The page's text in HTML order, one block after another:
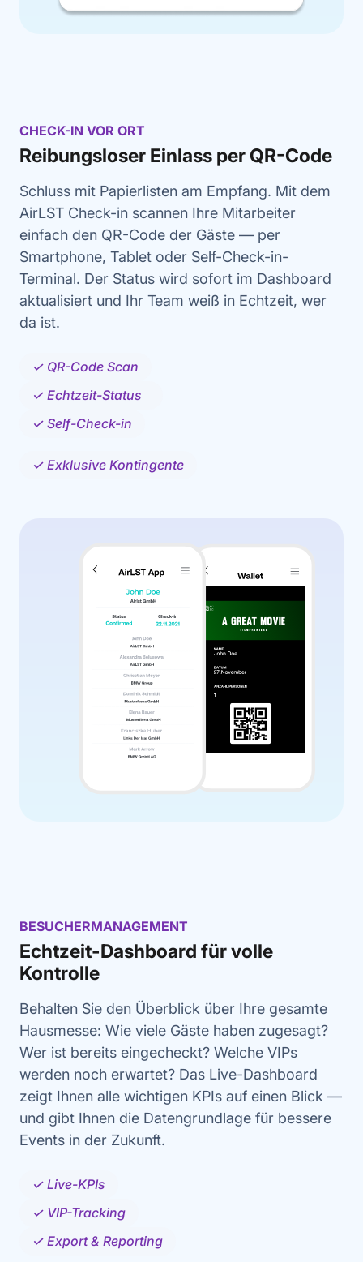
CHECK-IN VOR ORT
Reibungsloser Einlass per QR-Code
Schluss mit Papierlisten am Empfang. Mit dem
AirLST Check-in scannen Ihre Mitarbeiter
einfach den QR-Code der Gäste — per
Smartphone, Tablet oder Self-Check-in-
Terminal. Der Status wird sofort im Dashboard
aktualisiert und Ihr Team weiß in Echtzeit, wer
da ist.
✓ QR-Code Scan
✓ Echtzeit-Status
✓ Self-Check-in
✓ Exklusive Kontingente
BESUCHERMANAGEMENT
Echtzeit-Dashboard für volle
Kontrolle
Behalten Sie den Überblick über Ihre gesamte
Hausmesse: Wie viele Gäste haben zugesagt?
Wer ist bereits eingecheckt? Welche VIPs
werden noch erwartet? Das Live-Dashboard
zeigt Ihnen alle wichtigen KPIs auf einen Blick —
und gibt Ihnen die Datengrundlage für bessere
Events in der Zukunft.
✓ Live-KPIs
✓ VIP-Tracking
✓ Export & Reporting